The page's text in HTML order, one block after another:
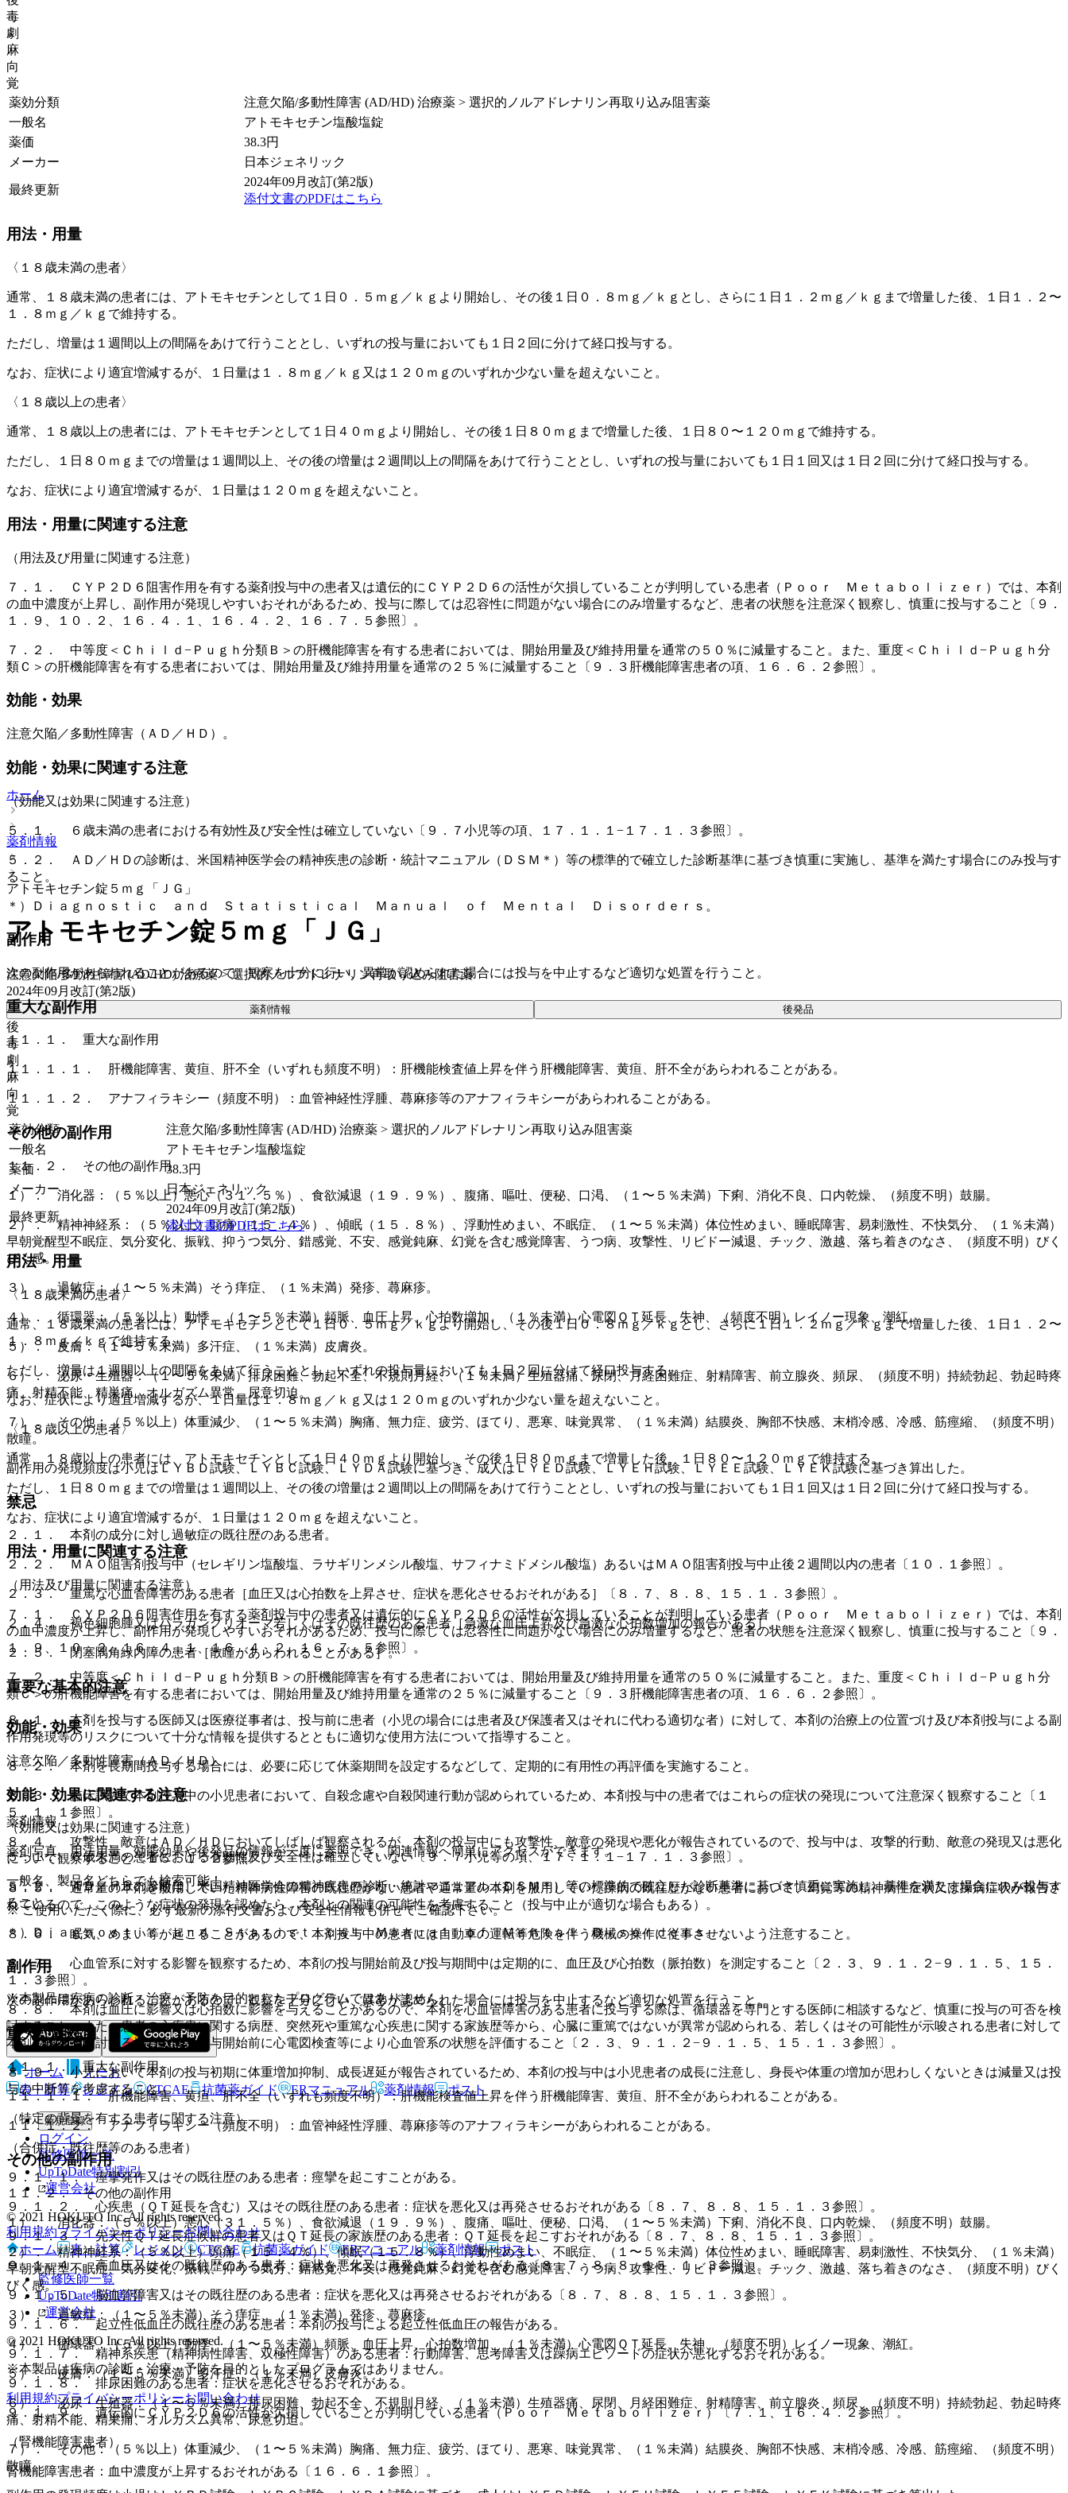
毒
劇
麻
向
覚
薬効分類
注意欠陥/多動性障害 (AD/HD) 治療薬 > 選択的ノルアドレナリン再取り込み阻害薬
一般名
アトモキセチン塩酸塩錠
薬価
38.3円
メーカー
日本ジェネリック
最終更新
2024年09月改訂(第2版)
添付文書のPDFはこちら
用法・用量
〈１８歳未満の患者〉
通常、１８歳未満の患者には、アトモキセチンとして１日０．５ｍｇ／ｋｇより開始し、その後１日０．８ｍｇ／ｋｇとし、さらに１日１．２ｍｇ／ｋｇまで増量した後、１日１．２〜
１．８ｍｇ／ｋｇで維持する。
ただし、増量は１週間以上の間隔をあけて行うこととし、いずれの投与量においても１日２回に分けて経口投与する。
なお、症状により適宜増減するが、１日量は１．８ｍｇ／ｋｇ又は１２０ｍｇのいずれか少ない量を超えないこと。
〈１８歳以上の患者〉
通常、１８歳以上の患者には、アトモキセチンとして１日４０ｍｇより開始し、その後１日８０ｍｇまで増量した後、１日８０〜１２０ｍｇで維持する。
ただし、１日８０ｍｇまでの増量は１週間以上、その後の増量は２週間以上の間隔をあけて行うこととし、いずれの投与量においても１日１回又は１日２回に分けて経口投与する。
なお、症状により適宜増減するが、１日量は１２０ｍｇを超えないこと。
用法・用量に関連する注意
（用法及び用量に関連する注意）
７．１． ＣＹＰ２Ｄ６阻害作用を有する薬剤投与中の患者又は遺伝的にＣＹＰ２Ｄ６の活性が欠損していることが判明している患者（Ｐｏｏｒ Ｍｅｔａｂｏｌｉｚｅｒ）では、本剤
の血中濃度が上昇し、副作用が発現しやすいおそれがあるため、投与に際しては忍容性に問題がない場合にのみ増量するなど、患者の状態を注意深く観察し、慎重に投与すること〔９．
１．９、１０．２、１６．４．１、１６．４．２、１６．７．５参照〕。
７．２． 中等度＜Ｃｈｉｌｄ−Ｐｕｇｈ分類Ｂ＞の肝機能障害を有する患者においては、開始用量及び維持用量を通常の５０％に減量すること。また、重度＜Ｃｈｉｌｄ−Ｐｕｇｈ分
類Ｃ＞の肝機能障害を有する患者においては、開始用量及び維持用量を通常の２５％に減量すること〔９．３肝機能障害患者の項、１６．６．２参照〕。
効能・効果
注意欠陥／多動性障害（ＡＤ／ＨＤ）。
効能・効果に関連する注意
（効能又は効果に関連する注意）
５．１． ６歳未満の患者における有効性及び安全性は確立していない〔９．７小児等の項、１７．１．１−１７．１．３参照〕。
５．２． ＡＤ／ＨＤの診断は、米国精神医学会の精神疾患の診断・統計マニュアル（ＤＳＭ＊）等の標準的で確立した診断基準に基づき慎重に実施し、基準を満たす場合にのみ投与す
ること。
＊）Ｄｉａｇｎｏｓｔｉｃ ａｎｄ Ｓｔａｔｉｓｔｉｃａｌ Ｍａｎｕａｌ ｏｆ Ｍｅｎｔａｌ Ｄｉｓｏｒｄｅｒｓ。
副作用
次の副作用があらわれることがあるので、観察を十分に行い、異常が認められた場合には投与を中止するなど適切な処置を行うこと。
重大な副作用
１１．１． 重大な副作用
１１．１．１． 肝機能障害、黄疸、肝不全（いずれも頻度不明）：肝機能検査値上昇を伴う肝機能障害、黄疸、肝不全があらわれることがある。
１１．１．２． アナフィラキシー（頻度不明）：血管神経性浮腫、蕁麻疹等のアナフィラキシーがあらわれることがある。
その他の副作用
１１．２． その他の副作用
１）． 消化器：（５％以上）悪心（３１．５％）、食欲減退（１９．９％）、腹痛、嘔吐、便秘、口渇、（１〜５％未満）下痢、消化不良、口内乾燥、（頻度不明）鼓腸。
２）． 精神神経系：（５％以上）頭痛（１５．４％）、傾眠（１５．８％）、浮動性めまい、不眠症、（１〜５％未満）体位性めまい、睡眠障害、易刺激性、不快気分、（１％未満）
早朝覚醒型不眠症、気分変化、振戦、抑うつ気分、錯感覚、不安、感覚鈍麻、幻覚を含む感覚障害、うつ病、攻撃性、リビドー減退、チック、激越、落ち着きのなさ、（頻度不明）びく
びく感。
３）． 過敏症：（１〜５％未満）そう痒症、（１％未満）発疹、蕁麻疹。
４）． 循環器：（５％以上）動悸、（１〜５％未満）頻脈、血圧上昇、心拍数増加、（１％未満）心電図ＱＴ延長、失神、（頻度不明）レイノー現象、潮紅。
５）． 皮膚：（１〜５％未満）多汗症、（１％未満）皮膚炎。
６）． 泌尿・生殖器：（１〜５％未満）排尿困難、勃起不全、不規則月経、（１％未満）生殖器痛、尿閉、月経困難症、射精障害、前立腺炎、頻尿、（頻度不明）持続勃起、勃起時疼
痛、射精不能、精巣痛、オルガズム異常、尿意切迫。
７）． その他：（５％以上）体重減少、（１〜５％未満）胸痛、無力症、疲労、ほてり、悪寒、味覚異常、（１％未満）結膜炎、胸部不快感、末梢冷感、冷感、筋痙縮、（頻度不明）
散瞳。
副作用の発現頻度は小児はＬＹＢＤ試験、ＬＹＢＣ試験、ＬＹＤＡ試験に基づき、成人はＬＹＥＤ試験、ＬＹＥＨ試験、ＬＹＥＥ試験、ＬＹＥＫ試験に基づき算出した。
禁忌
２．１． 本剤の成分に対し過敏症の既往歴のある患者。
２．２． ＭＡＯ阻害剤投与中（セレギリン塩酸塩、ラサギリンメシル酸塩、サフィナミドメシル酸塩）あるいはＭＡＯ阻害剤投与中止後２週間以内の患者〔１０．１参照〕。
２．３． 重篤な心血管障害のある患者［血圧又は心拍数を上昇させ、症状を悪化させるおそれがある］〔８．７、８．８、１５．１．３参照〕。
２．４． 褐色細胞腫又はパラガングリオーマ若しくはその既往歴のある患者［急激な血圧上昇及び急激な心拍数増加の報告がある］。
２．５． 閉塞隅角緑内障の患者［散瞳があらわれることがある］。
重要な基本的注意
８．１． 本剤を投与する医師又は医療従事者は、投与前に患者（小児の場合には患者及び保護者又はそれに代わる適切な者）に対して、本剤の治療上の位置づけ及び本剤投与による副
作用発現等のリスクについて十分な情報を提供するとともに適切な使用方法について指導すること。
８．２． 本剤を長期間投与する場合には、必要に応じて休薬期間を設定するなどして、定期的に有用性の再評価を実施すること。
８．３． 臨床試験で本剤投与中の小児患者において、自殺念慮や自殺関連行動が認められているため、本剤投与中の患者ではこれらの症状の発現について注意深く観察すること〔１
５．１．１参照〕。
８．４． 攻撃性、敵意はＡＤ／ＨＤにおいてしばしば観察されるが、本剤の投与中にも攻撃性、敵意の発現や悪化が報告されているので、投与中は、攻撃的行動、敵意の発現又は悪化
について観察すること〔１５．１．２参照〕。
８．５． 通常量の本剤を服用していた精神病性障害の既往歴がない患者や通常量の本剤を服用していた躁病の既往歴がない患者において、幻覚等の精神病性症状又は躁病症状が報告さ
れているので、このような症状の発現を認めたら、本剤との関連の可能性を考慮すること（投与中止が適切な場合もある）。
８．６． 眠気、めまい等が起こることがあるので、本剤投与中の患者には自動車の運転等危険を伴う機械の操作に従事させないよう注意すること。
８．７． 心血管系に対する影響を観察するため、本剤の投与開始前及び投与期間中は定期的に、血圧及び心拍数（脈拍数）を測定すること〔２．３、９．１．２−９．１．５、１５．
１．３参照〕。
８．８． 本剤は血圧に影響又は心拍数に影響を与えることがあるので、本剤を心血管障害のある患者に投与する際は、循環器を専門とする医師に相談するなど、慎重に投与の可否を検
討すること。また、患者の心疾患に関する病歴、突然死や重篤な心疾患に関する家族歴等から、心臓に重篤ではないが異常が認められる、若しくはその可能性が示唆される患者に対して
本剤の投与を検討する場合には、投与開始前に心電図検査等により心血管系の状態を評価すること〔２．３、９．１．２−９．１．５、１５．１．３参照〕。
８．９． 小児において本剤の投与初期に体重増加抑制、成長遅延が報告されているため、本剤の投与中は小児患者の成長に注意し、身長や体重の増加が思わしくないときは減量又は投
与の中断等を考慮すること。
（特定の背景を有する患者に関する注意）
（合併症・既往歴等のある患者）
９．１．１． 痙攣発作又はその既往歴のある患者：痙攣を起こすことがある。
９．１．２． 心疾患（ＱＴ延長を含む）又はその既往歴のある患者：症状を悪化又は再発させるおそれがある〔８．７、８．８、１５．１．３参照〕。
９．１．３． 先天性ＱＴ延長症候群の患者又はＱＴ延長の家族歴のある患者：ＱＴ延長を起こすおそれがある〔８．７、８．８、１５．１．３参照〕。
９．１．４． 高血圧又はその既往歴のある患者：症状を悪化又は再発させるおそれがある〔８．７、８．８、１５．１．３参照〕。
９．１．５． 脳血管障害又はその既往歴のある患者：症状を悪化又は再発させるおそれがある〔８．７、８．８、１５．１．３参照〕。
９．１．６． 起立性低血圧の既往歴のある患者：本剤の投与による起立性低血圧の報告がある。
９．１．７． 精神系疾患（精神病性障害、双極性障害）のある患者：行動障害、思考障害又は躁病エピソードの症状が悪化するおそれがある。
９．１．８． 排尿困難のある患者：症状を悪化させるおそれがある。
９．１．９． 遺伝的にＣＹＰ２Ｄ６の活性が欠損していることが判明している患者（Ｐｏｏｒ Ｍｅｔａｂｏｌｉｚｅｒ）〔７．１、１６．４．２参照〕。
（腎機能障害患者）
腎機能障害患者：血中濃度が上昇するおそれがある〔１６．６．１参照〕。
ホーム
薬剤情報
アトモキセチン錠５ｍｇ「ＪＧ」
アトモキセチン錠５ｍｇ「ＪＧ」
注意欠陥/多動性障害 (AD/HD) 治療薬 > 選択的ノルアドレナリン再取り込み阻害薬
2024年09月改訂(第2版)
薬剤情報 後発品
後
毒
劇
麻
向
覚
薬効分類
注意欠陥/多動性障害 (AD/HD) 治療薬 > 選択的ノルアドレナリン再取り込み阻害薬
一般名
アトモキセチン塩酸塩錠
薬価
38.3円
メーカー
日本ジェネリック
最終更新
2024年09月改訂(第2版)
添付文書のPDFはこちら
用法・用量
〈１８歳未満の患者〉
通常、１８歳未満の患者には、アトモキセチンとして１日０．５ｍｇ／ｋｇより開始し、その後１日０．８ｍｇ／ｋｇとし、さらに１日１．２ｍｇ／ｋｇまで増量した後、１日１．２〜
１．８ｍｇ／ｋｇで維持する。
ただし、増量は１週間以上の間隔をあけて行うこととし、いずれの投与量においても１日２回に分けて経口投与する。
なお、症状により適宜増減するが、１日量は１．８ｍｇ／ｋｇ又は１２０ｍｇのいずれか少ない量を超えないこと。
〈１８歳以上の患者〉
通常、１８歳以上の患者には、アトモキセチンとして１日４０ｍｇより開始し、その後１日８０ｍｇまで増量した後、１日８０〜１２０ｍｇで維持する。
ただし、１日８０ｍｇまでの増量は１週間以上、その後の増量は２週間以上の間隔をあけて行うこととし、いずれの投与量においても１日１回又は１日２回に分けて経口投与する。
なお、症状により適宜増減するが、１日量は１２０ｍｇを超えないこと。
用法・用量に関連する注意
（用法及び用量に関連する注意）
７．１． ＣＹＰ２Ｄ６阻害作用を有する薬剤投与中の患者又は遺伝的にＣＹＰ２Ｄ６の活性が欠損していることが判明している患者（Ｐｏｏｒ Ｍｅｔａｂｏｌｉｚｅｒ）では、本剤
の血中濃度が上昇し、副作用が発現しやすいおそれがあるため、投与に際しては忍容性に問題がない場合にのみ増量するなど、患者の状態を注意深く観察し、慎重に投与すること〔９．
１．９、１０．２、１６．４．１、１６．４．２、１６．７．５参照〕。
７．２． 中等度＜Ｃｈｉｌｄ−Ｐｕｇｈ分類Ｂ＞の肝機能障害を有する患者においては、開始用量及び維持用量を通常の５０％に減量すること。また、重度＜Ｃｈｉｌｄ−Ｐｕｇｈ分
類Ｃ＞の肝機能障害を有する患者においては、開始用量及び維持用量を通常の２５％に減量すること〔９．３肝機能障害患者の項、１６．６．２参照〕。
効能・効果
注意欠陥／多動性障害（ＡＤ／ＨＤ）。
効能・効果に関連する注意
（効能又は効果に関連する注意）
５．１． ６歳未満の患者における有効性及び安全性は確立していない〔９．７小児等の項、１７．１．１−１７．１．３参照〕。
５．２． ＡＤ／ＨＤの診断は、米国精神医学会の精神疾患の診断・統計マニュアル（ＤＳＭ＊）等の標準的で確立した診断基準に基づき慎重に実施し、基準を満たす場合にのみ投与す
ること。
＊）Ｄｉａｇｎｏｓｔｉｃ ａｎｄ Ｓｔａｔｉｓｔｉｃａｌ Ｍａｎｕａｌ ｏｆ Ｍｅｎｔａｌ Ｄｉｓｏｒｄｅｒｓ。
副作用
次の副作用があらわれることがあるので、観察を十分に行い、異常が認められた場合には投与を中止するなど適切な処置を行うこと。
重大な副作用
１１．１． 重大な副作用
１１．１．１． 肝機能障害、黄疸、肝不全（いずれも頻度不明）：肝機能検査値上昇を伴う肝機能障害、黄疸、肝不全があらわれることがある。
１１．１．２． アナフィラキシー（頻度不明）：血管神経性浮腫、蕁麻疹等のアナフィラキシーがあらわれることがある。
その他の副作用
１１．２． その他の副作用
１）． 消化器：（５％以上）悪心（３１．５％）、食欲減退（１９．９％）、腹痛、嘔吐、便秘、口渇、（１〜５％未満）下痢、消化不良、口内乾燥、（頻度不明）鼓腸。
２）． 精神神経系：（５％以上）頭痛（１５．４％）、傾眠（１５．８％）、浮動性めまい、不眠症、（１〜５％未満）体位性めまい、睡眠障害、易刺激性、不快気分、（１％未満）
早朝覚醒型不眠症、気分変化、振戦、抑うつ気分、錯感覚、不安、感覚鈍麻、幻覚を含む感覚障害、うつ病、攻撃性、リビドー減退、チック、激越、落ち着きのなさ、（頻度不明）びく
びく感。
３）． 過敏症：（１〜５％未満）そう痒症、（１％未満）発疹、蕁麻疹。
４）． 循環器：（５％以上）動悸、（１〜５％未満）頻脈、血圧上昇、心拍数増加、（１％未満）心電図ＱＴ延長、失神、（頻度不明）レイノー現象、潮紅。
５）． 皮膚：（１〜５％未満）多汗症、（１％未満）皮膚炎。
６）． 泌尿・生殖器：（１〜５％未満）排尿困難、勃起不全、不規則月経、（１％未満）生殖器痛、尿閉、月経困難症、射精障害、前立腺炎、頻尿、（頻度不明）持続勃起、勃起時疼
痛、射精不能、精巣痛、オルガズム異常、尿意切迫。
７）． その他：（５％以上）体重減少、（１〜５％未満）胸痛、無力症、疲労、ほてり、悪寒、味覚異常、（１％未満）結膜炎、胸部不快感、末梢冷感、冷感、筋痙縮、（頻度不明）
散瞳。
薬剤情報
薬剤写真、用法用量、効能効果や後発品の情報が一度に参照でき、関連情報へ簡単にアクセスができます。
一般名、製品名どちらでも検索可能！
※ ご使用いただく際に、必ず最新の添付文書および安全性情報も併せてご確認下さい。
※本製品は疾病の診断・治療・予防を目的としたプログラムではありません。
ホーム
ノート
表・計算
レジメン CTCAE 抗菌薬ガイド ERマニュアル 薬剤情報 ポスト
新規登録
ログイン
監修医師一覧
UpToDate特別割引
運営会社
© 2021 HOKUTO Inc. All rights reserved.
利用規約プライバシーポリシーお問い合わせ
ホーム
表・計算 レジメン CTCAE 抗菌薬ガイド ERマニュアル 薬剤情報 ポスト
監修医師一覧
UpToDate特別割引
運営会社
© 2021 HOKUTO Inc. All rights reserved.
※本製品は疾病の診断・治療・予防を目的としたプログラムではありません。
利用規約プライバシーポリシーお問い合わせ